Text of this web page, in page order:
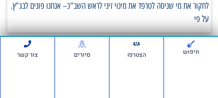
לחקור את מי שניסה לטרפד את מינוי זיני לראש השב"כ– אנחנו פונים לבג"ץ.
על פי
חיפוש הצטרפi סיורים צור קשר